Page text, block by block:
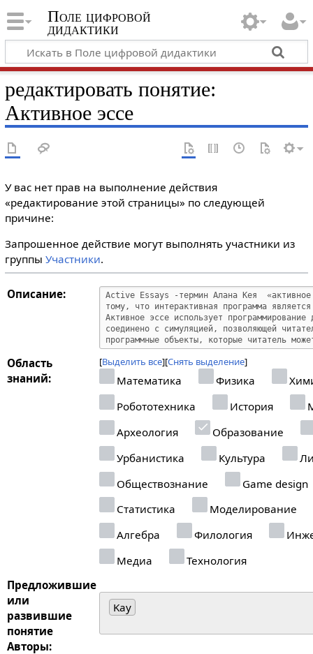
Поле цифровой
дидактики
редактировать понятие:
Активное эссе
У вас нет прав на выполнение действия
«редактирование этой страницы» по следующей
причине:
Запрошенное действие могут выполнять участники из
группы Участники.
Описание:
Область
знаний:
Выделить все Снять выделение
Математика Физика
Робототехника
История
Археология
Образование
Урбанистика
Культура
Обществознание
Game design
Статистика
Моделирование
Алгебра
Филология
Медиа
Технология
Предложившие
или
развившие
понятие
Авторы:
Kay